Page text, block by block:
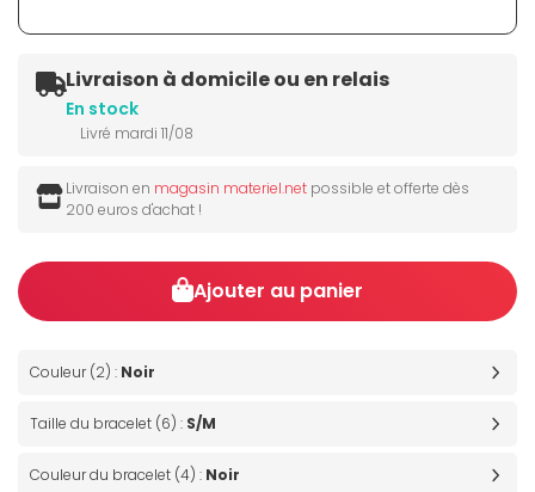
Livraison à domicile ou en relais
En stock
Livré mardi 11/08
Livraison en magasin materiel.net possible et offerte dès
200 euros d'achat !
Ajouter au panier
Couleur (2) : Noir
Taille du bracelet (6) : S/M
Couleur du bracelet (4) : Noir